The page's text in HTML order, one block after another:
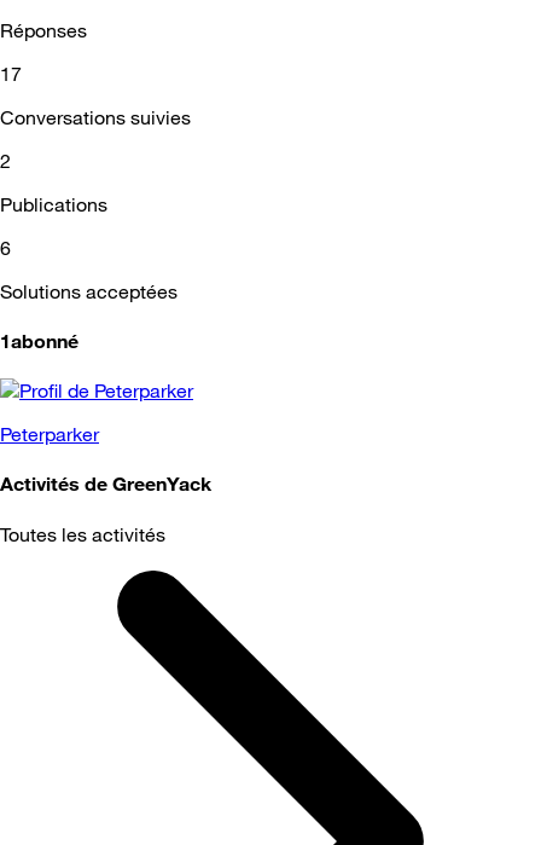
Réponses
17
Conversations suivies
2
Publications
6
Solutions acceptées
1abonné
Peterparker
Activités de GreenYack
Toutes les activités